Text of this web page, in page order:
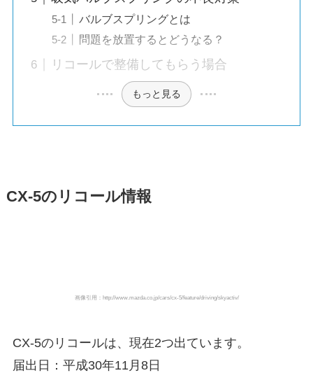
バルブスプリングとは
問題を放置するとどうなる？
リコールで整備してもらう場合
もっと見る
CX-5のリコール情報
画像引用：http://www.mazda.co.jp/cars/cx-5/feature/driving/skyactiv/
CX-5のリコールは、現在2つ出ています。
届出日：平成30年11月8日